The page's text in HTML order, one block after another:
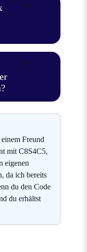
Freund
mit C8S4C5,
eigenen
da ich bereits
du den Code
du erhältst